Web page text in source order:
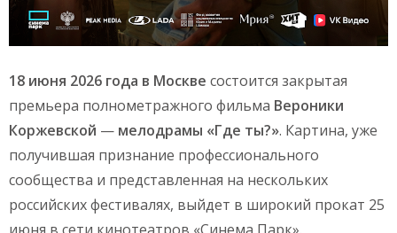
18 июня 2026 года в Москве состоится закрытая
премьера полнометражного фильма Вероники
Коржевской — мелодрамы «Где ты?». Картина, уже
получившая признание профессионального
сообщества и представленная на нескольких
российских фестивалях, выйдет в широкий прокат 25
июня в сети кинотеатров «Синема Парк».